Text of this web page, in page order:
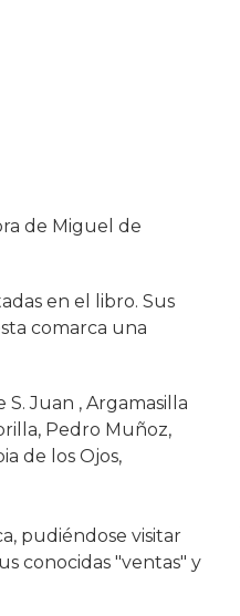
de Miguel de
en el libro. Sus
comarca una
Juan , Argamasilla
Pedro Muñoz,
de los Ojos,
pudiéndose visitar
conocidas "ventas" y